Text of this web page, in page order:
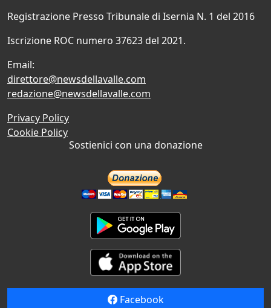
Registrazione Presso Tribunale di Isernia N. 1 del 2016
Iscrizione ROC numero 37623 del 2021.
Email:
direttore@newsdellavalle.com
redazione@newsdellavalle.com
Privacy Policy
Cookie Policy
Sostienici con una donazione
Facebook